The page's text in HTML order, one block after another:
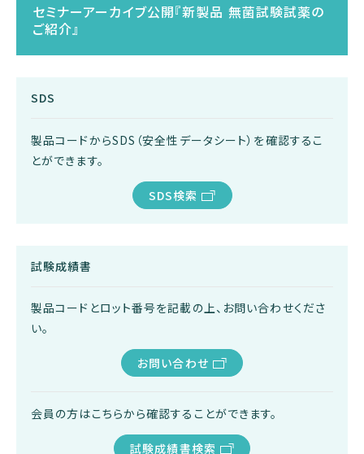
セミナーアーカイブ公開『新製品 無菌試験試薬の
ご紹介』
SDS
製品コードからSDS（安全性データシート）を確認するこ
とができます。
SDS検索
試験成績書
製品コードとロット番号を記載の上、お問い合わせくださ
い。
お問い合わせ
会員の方はこちらから確認することができます。
試験成績書検索